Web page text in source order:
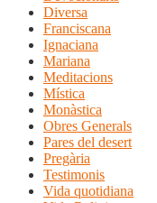
Diversa
Franciscana
Ignaciana
Mariana
Meditacions
Mística
Monàstica
Obres Generals
Pares del desert
Pregària
Testimonis
Vida quotidiana